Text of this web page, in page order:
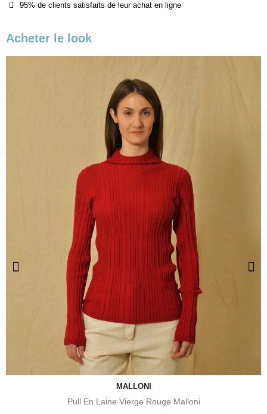
95% de clients satisfaits de leur achat en ligne
Acheter le look
MALLONI
Pull En Laine Vierge Rouge Malloni